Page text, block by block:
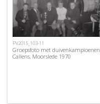
PV2015_103-11
Groepsfoto met duivenkampioenen
Callens, Moorslede 1970